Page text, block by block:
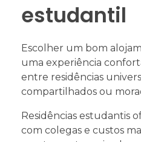
estudantil
Escolher um bom
uma experiência
entre residências
compartilhados ou
Residências estudantis
com colegas e custos